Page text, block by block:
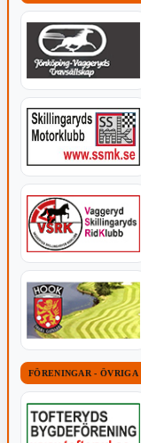
FÖRENINGAR - ÖVRIGA